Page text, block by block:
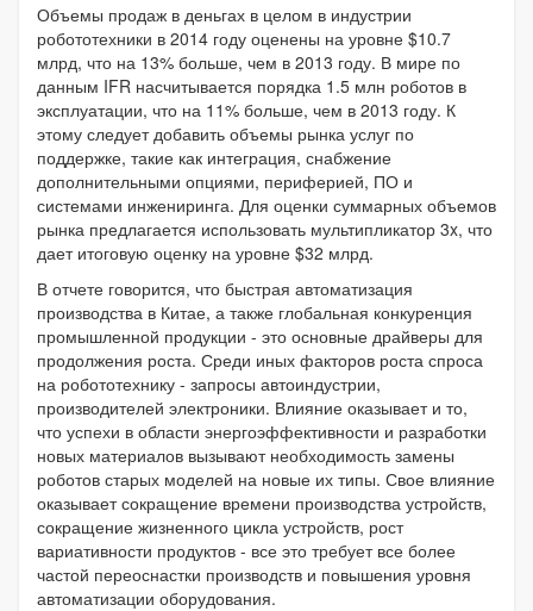
Объемы продаж в деньгах в целом в индустрии
робототехники в 2014 году оценены на уровне $10.7
млрд, что на 13% больше, чем в 2013 году. В мире по
данным IFR насчитывается порядка 1.5 млн роботов в
эксплуатации, что на 11% больше, чем в 2013 году. К
этому следует добавить объемы рынка услуг по
поддержке, такие как интеграция, снабжение
дополнительными опциями, периферией, ПО и
системами инжениринга. Для оценки суммарных объемов
рынка предлагается использовать мультипликатор 3x, что
дает итоговую оценку на уровне $32 млрд.
В отчете говорится, что быстрая автоматизация
производства в Китае, а также глобальная конкуренция
промышленной продукции - это основные драйверы для
продолжения роста. Среди иных факторов роста спроса
на робототехнику - запросы автоиндустрии,
производителей электроники. Влияние оказывает и то,
что успехи в области энергоэффективности и разработки
новых материалов вызывают необходимость замены
роботов старых моделей на новые их типы. Свое влияние
оказывает сокращение времени производства устройств,
сокращение жизненного цикла устройств, рост
вариативности продуктов - все это требует все более
частой переоснастки производств и повышения уровня
автоматизации оборудования.